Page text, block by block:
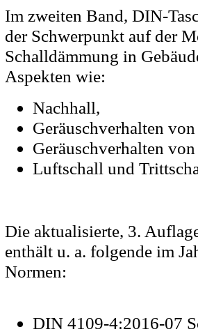
Im zweiten Band, DIN-
der Schwerpunkt auf der
Schalldämmung in
Aspekten wie:
Nachhall,
Geräuschverhalten
Geräuschverhalten
Luftschall und
Die aktualisierte, 3.
enthält u. a. folgende im
Normen:
DIN 4109-4:2016-07